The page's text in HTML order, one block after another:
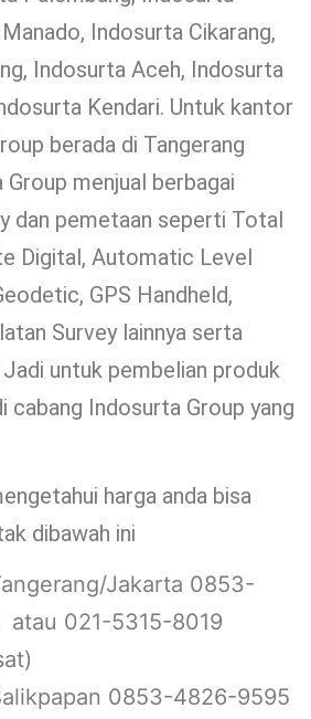
Indosurta Cikarang,
Indosurta Aceh, Indosurta
Kendari. Untuk kantor
berada di Tangerang
menjual berbagai
dan pemetaan seperti Total
Digital, Automatic Level
GPS Handheld,
Survey lainnya serta
untuk pembelian produk
cabang Indosurta Group yang
harga anda bisa
dibawah ini
Jakarta 0853-
021-5315-8019
0853-4826-9595